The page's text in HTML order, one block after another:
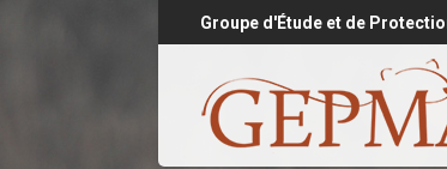
Groupe d'Étude et de